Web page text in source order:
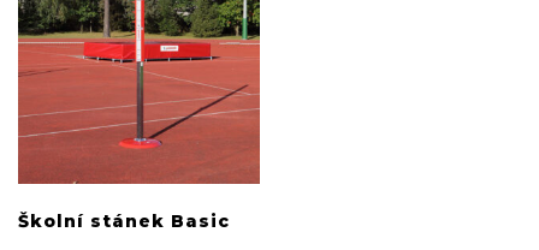
Školní stánek Basic